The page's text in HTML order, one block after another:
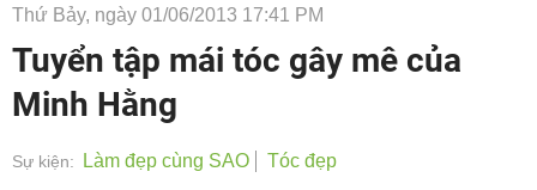
Thứ Bảy, ngày 01/06/2013 17:41 PM
Tuyển tập mái tóc gây mê của
Minh Hằng
Sự kiện: Làm đẹp cùng SAO Tóc đẹp